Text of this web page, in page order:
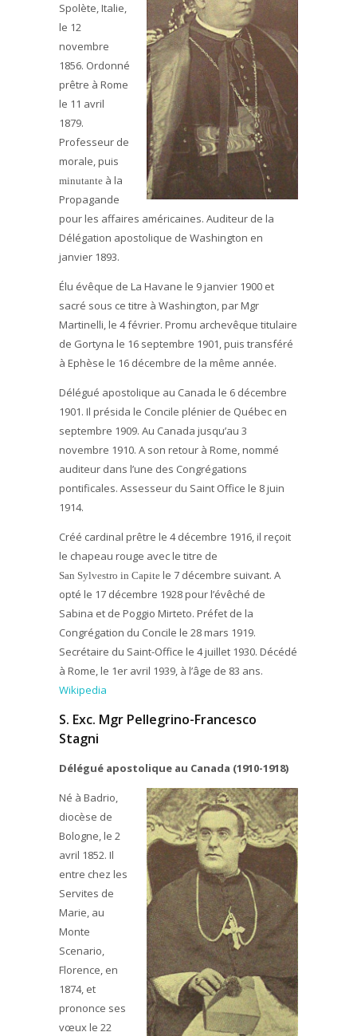
Spolète, Italie,
le 12
novembre
1856. Ordonné
prêtre à Rome
le 11 avril
1879.
Professeur de
morale, puis
minutante à la
Propagande
pour les affaires américaines. Auditeur de la
Délégation apostolique de Washington en
janvier 1893.
Élu évêque de La Havane le 9 janvier 1900 et
sacré sous ce titre à Washington, par Mgr
Martinelli, le 4 février. Promu archevêque titulaire
de Gortyna le 16 septembre 1901, puis transféré
à Ephèse le 16 décembre de la même année.
Délégué apostolique au Canada le 6 décembre
1901. Il présida le Concile plénier de Québec en
septembre 1909. Au Canada jusqu’au 3
novembre 1910. A son retour à Rome, nommé
auditeur dans l’une des Congrégations
pontificales. Assesseur du Saint Office le 8 juin
1914.
Créé cardinal prêtre le 4 décembre 1916, il reçoit
le chapeau rouge avec le titre de
San Sylvestro in Capite le 7 décembre suivant. A
opté le 17 décembre 1928 pour l’évêché de
Sabina et de Poggio Mirteto. Préfet de la
Congrégation du Concile le 28 mars 1919.
Secrétaire du Saint-Office le 4 juillet 1930. Décédé
à Rome, le 1er avril 1939, à l’âge de 83 ans.
Wikipedia
S. Exc. Mgr Pellegrino-Francesco
Stagni
Délégué apostolique au Canada (1910-1918)
Né à Badrio,
diocèse de
Bologne, le 2
avril 1852. Il
entre chez les
Servites de
Marie, au
Monte
Scenario,
Florence, en
1874, et
prononce ses
vœux le 22